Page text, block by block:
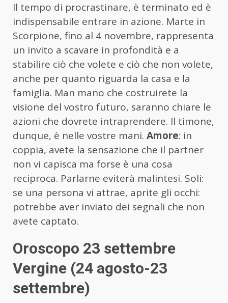
Il tempo di procrastinare, è terminato ed è
indispensabile entrare in azione. Marte in
Scorpione, fino al 4 novembre, rappresenta
un invito a scavare in profondità e a
stabilire ciò che volete e ciò che non volete,
anche per quanto riguarda la casa e la
famiglia. Man mano che costruirete la
visione del vostro futuro, saranno chiare le
azioni che dovrete intraprendere. Il timone,
dunque, è nelle vostre mani. Amore: in
coppia, avete la sensazione che il partner
non vi capisca ma forse è una cosa
reciproca. Parlarne eviterà malintesi. Soli:
se una persona vi attrae, aprite gli occhi:
potrebbe aver inviato dei segnali che non
avete captato.
Oroscopo 23 settembre
Vergine (24 agosto-23
settembre)